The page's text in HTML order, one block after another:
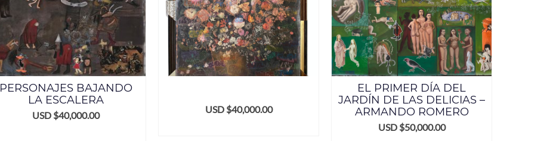
PERSONAJES BAJANDO
LA ESCALERA
USD $40,000.00
USD $40,000.00
EL PRIMER DÍA DEL
JARDÍN DE LAS DELICIAS –
ARMANDO ROMERO
USD $50,000.00